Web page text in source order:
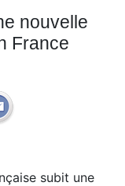
nouvelle
France
subit une